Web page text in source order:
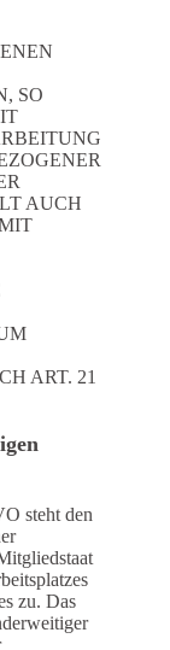
SO
AUCH
ART. 21
steht den
zu. Das